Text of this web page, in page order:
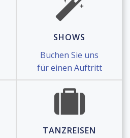
SHOWS
Buchen Sie uns
für einen Auftritt
TANZREISEN